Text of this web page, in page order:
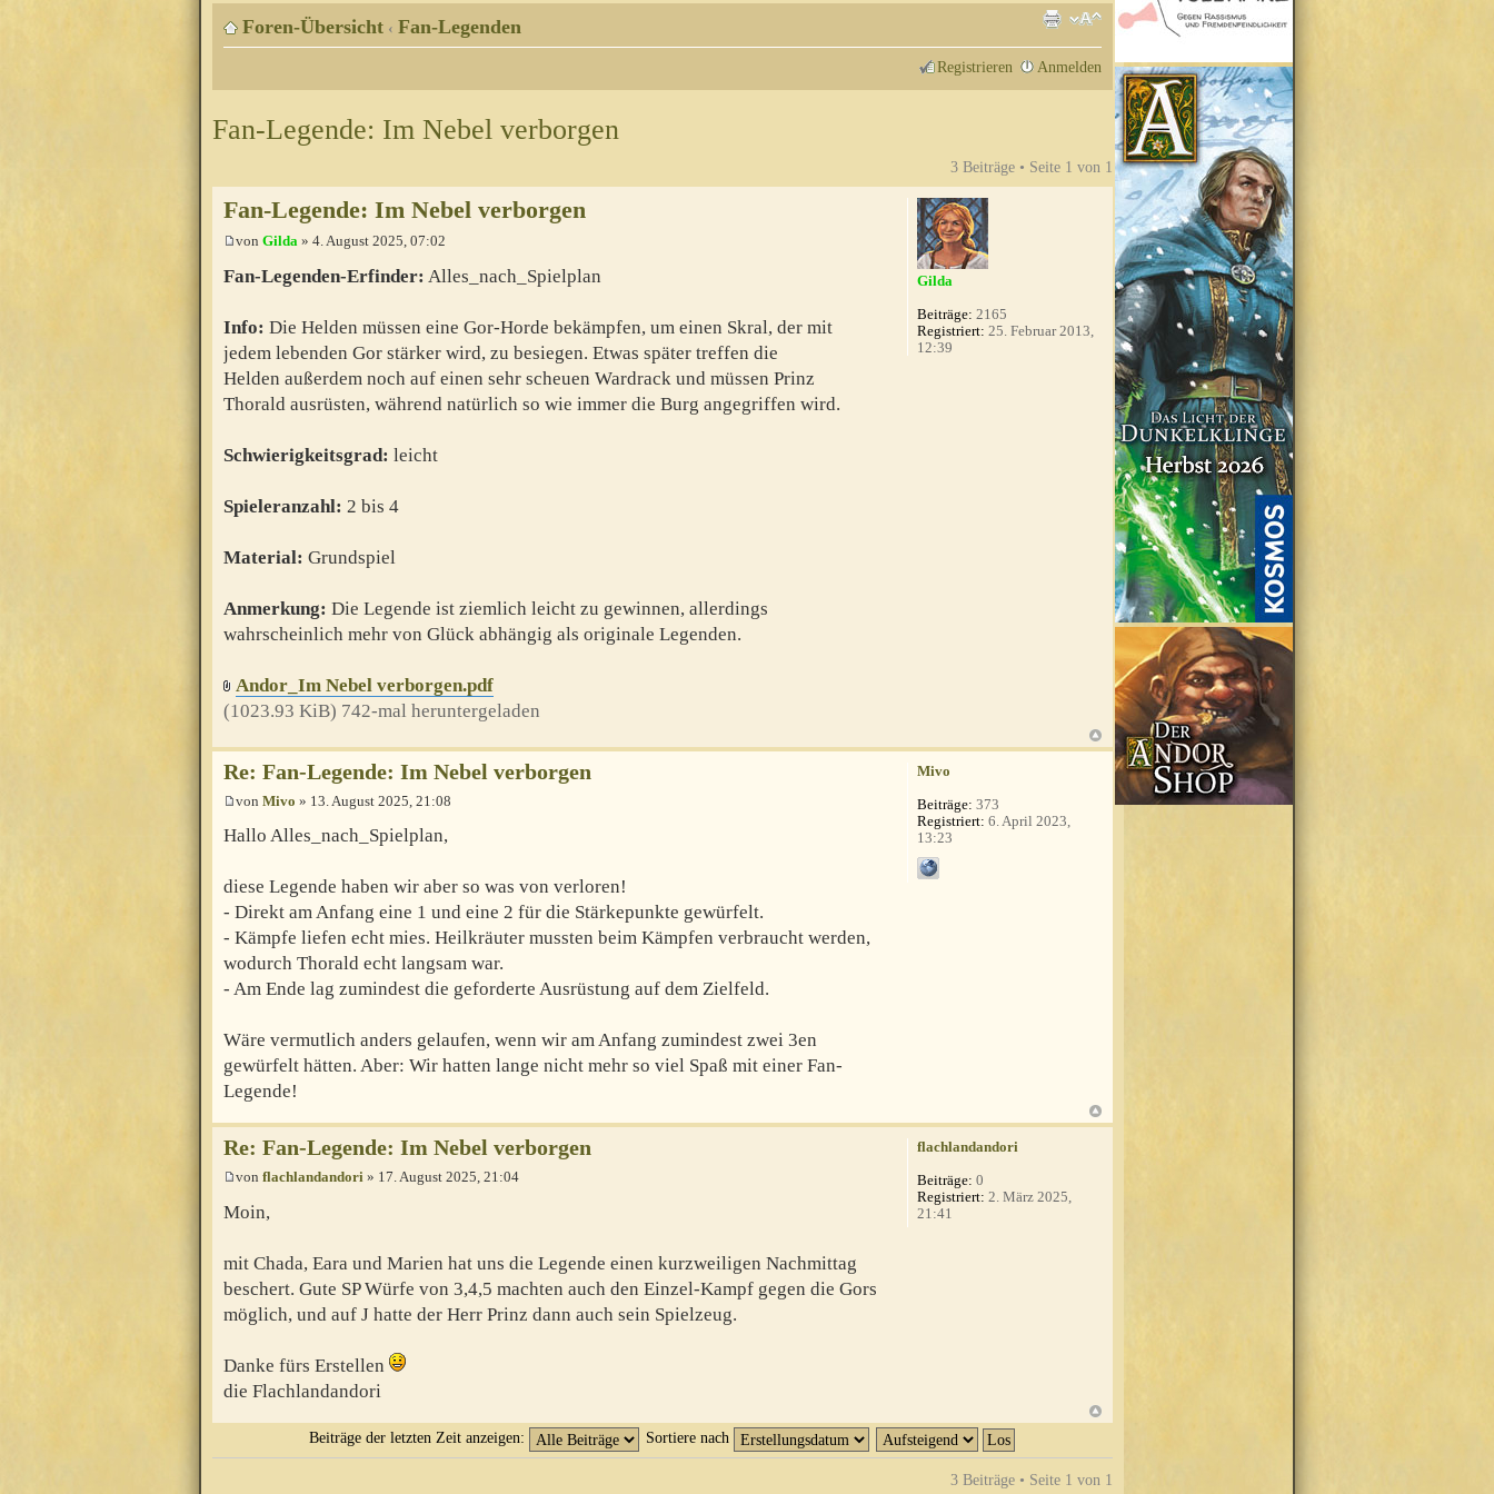
Foren-Übersicht ‹ Fan-Legenden
Registrieren Anmelden
Fan-Legende: Im Nebel verborgen
3 Beiträge • Seite 1 von 1
Fan-Legende: Im Nebel verborgen
von Gilda » 4. August 2025, 07:02
Fan-Legenden-Erfinder: Alles_nach_Spielplan
Info: Die Helden müssen eine Gor-Horde bekämpfen, um einen Skral, der mit
jedem lebenden Gor stärker wird, zu besiegen. Etwas später treffen die
Helden außerdem noch auf einen sehr scheuen Wardrack und müssen Prinz
Thorald ausrüsten, während natürlich so wie immer die Burg angegriffen wird.
Schwierigkeitsgrad: leicht
Spieleranzahl: 2 bis 4
Material: Grundspiel
Anmerkung: Die Legende ist ziemlich leicht zu gewinnen, allerdings
wahrscheinlich mehr von Glück abhängig als originale Legenden.
Andor_Im Nebel verborgen.pdf
(1023.93 KiB) 742-mal heruntergeladen
Gilda
Beiträge: 2165
Registriert: 25. Februar 2013,
12:39
Re: Fan-Legende: Im Nebel verborgen
von Mivo » 13. August 2025, 21:08
Hallo Alles_nach_Spielplan,
diese Legende haben wir aber so was von verloren!
- Direkt am Anfang eine 1 und eine 2 für die Stärkepunkte gewürfelt.
- Kämpfe liefen echt mies. Heilkräuter mussten beim Kämpfen verbraucht werden,
wodurch Thorald echt langsam war.
- Am Ende lag zumindest die geforderte Ausrüstung auf dem Zielfeld.
Wäre vermutlich anders gelaufen, wenn wir am Anfang zumindest zwei 3en
gewürfelt hätten. Aber: Wir hatten lange nicht mehr so viel Spaß mit einer Fan-
Legende!
Mivo
Beiträge: 373
Registriert: 6. April 2023,
13:23
Re: Fan-Legende: Im Nebel verborgen
von flachlandandori » 17. August 2025, 21:04
Moin,
mit Chada, Eara und Marien hat uns die Legende einen kurzweiligen Nachmittag
beschert. Gute SP Würfe von 3,4,5 machten auch den Einzel-Kampf gegen die Gors
möglich, und auf J hatte der Herr Prinz dann auch sein Spielzeug.
Danke fürs Erstellen
die Flachlandandori
flachlandandori
Beiträge: 0
Registriert: 2. März 2025,
21:41
Beiträge der letzten Zeit anzeigen: Sortiere nach
3 Beiträge • Seite 1 von 1